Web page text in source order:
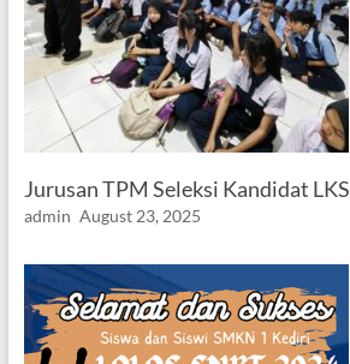
Jurusan TPM Seleksi Kandidat LKS
admin August 23, 2025